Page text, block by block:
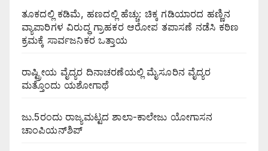
ತೂಕದಲ್ಲಿ ಕಡಿಮೆ, ಹಣದಲ್ಲಿ ಹೆಚ್ಚು: ಚಿಕ್ಕ ಗಡಿಯಾರದ ಹಣ್ಣಿನ
ವ್ಯಾಪಾರಿಗಳ ವಿರುದ್ಧ ಗ್ರಾಹಕರ ಆರೋಪ ತಪಾಸಣೆ ನಡೆಸಿ ಕಠಿಣ
ಕ್ರಮಕ್ಕೆ ಸಾರ್ವಜನಿಕರ ಒತ್ತಾಯ
ರಾಷ್ಟ್ರೀಯ ವೈದ್ಯರ ದಿನಾಚರಣೆಯಲ್ಲಿ ಮೈಸೂರಿನ ವೈದ್ಯರ
ಮತ್ತೊಂದು ಯಶೋಗಾಥೆ
ಜು.5ರಂದು ರಾಜ್ಯಮಟ್ಟದ ಶಾಲಾ-ಕಾಲೇಜು ಯೋಗಾಸನ
ಚಾಂಪಿಯನ್‌ಶಿಪ್